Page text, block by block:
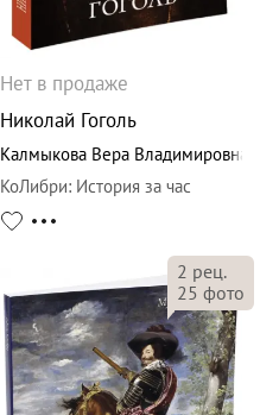
Нет в продаже
Николай Гоголь
Калмыкова Вера Владимировна
КоЛибри: История за час
2 рец.
25 фото